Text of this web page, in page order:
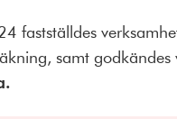
fastställdes
samt